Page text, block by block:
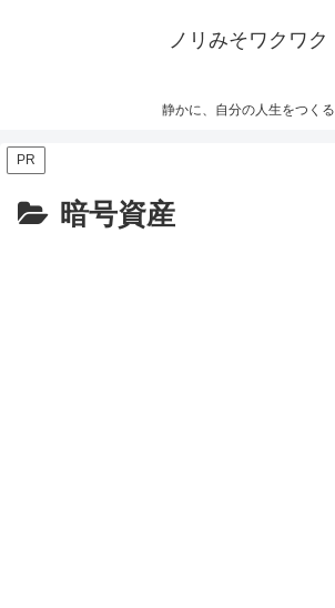
ノリみそワクワク
静かに、自分の人生をつくる
PR
暗号資産